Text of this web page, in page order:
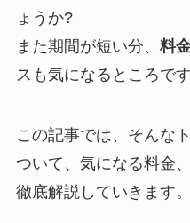
ょうか?
また期間が短い分、 料
スも気になるところです
この記事では、そんな
ついて、気になる料金
徹底解説していきます。